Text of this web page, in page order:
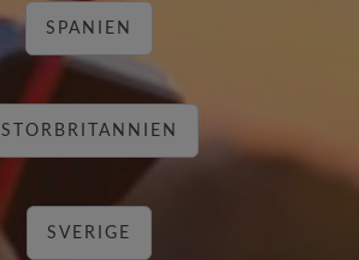
SPANIEN
STORBRITANNIEN
SVERIGE